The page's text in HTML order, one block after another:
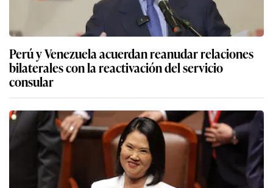
Perú y Venezuela acuerdan reanudar relaciones
bilaterales con la reactivación del servicio
consular